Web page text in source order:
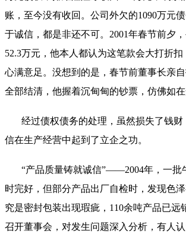
账，至今没有收回。公司外欠的1090万元
于诚信，都是非还不可。2001年春节前夕
52.3万元，他本人都认为这笔款会大打折
心满意足。没想到的是，春节前董事长亲
全部结清，他握着沉甸甸的钞票，仿佛如在
经过债权债务的处理，虽然损失了钱财
信在生产经营中起到了立企之功。
“产品质量铸就诚信”——2004年，一批
时完好，但部分产品出厂自检时，发现色
究是密封包装出现瑕疵，110余吨产品已远
召开董事会，对发生问题深入分析，有人